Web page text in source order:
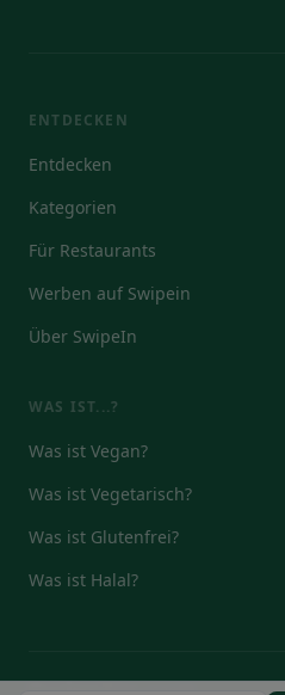
ENTDECKEN
Entdecken
Kategorien
Für Restaurants
Werben auf Swipein
Über SwipeIn
WAS IST...?
Was ist Vegan?
Was ist Vegetarisch?
Was ist Glutenfrei?
Was ist Halal?